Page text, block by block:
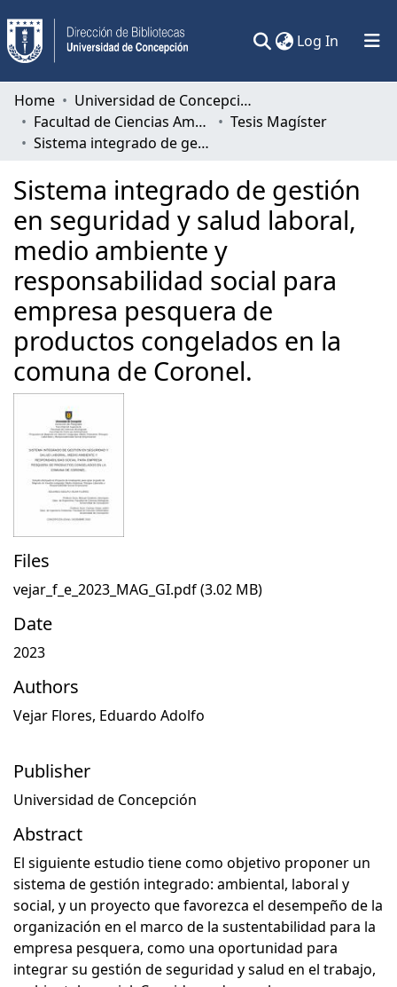
Log In (current)
Communities & Collections
All of DSpace
Home
Universidad de Concepción
Facultad de Ciencias Ambientales
Tesis Magíster
Sistema integrado de gestión en seguridad y salud laboral, medio ambiente y responsabilidad social para empresa pesquera de productos congelados en la comuna de Coronel.
Sistema integrado de gestión
en seguridad y salud laboral,
medio ambiente y
responsabilidad social para
empresa pesquera de
productos congelados en la
comuna de Coronel.
Files
vejar_f_e_2023_MAG_GI.pdf(3.02 MB)
Date
2023
Authors
Vejar Flores, Eduardo Adolfo
Publisher
Universidad de Concepción
Abstract
El siguiente estudio tiene como objetivo proponer un
sistema de gestión integrado: ambiental, laboral y
social, y un proyecto que favorezca el desempeño de la
organización en el marco de la sustentabilidad para la
empresa pesquera, como una oportunidad para
integrar su gestión de seguridad y salud en el trabajo,